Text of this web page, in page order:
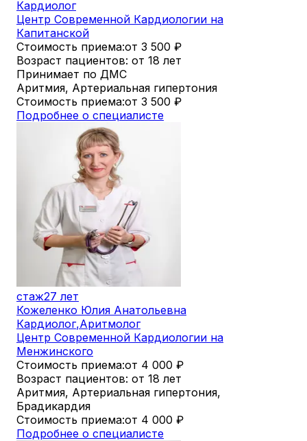
Кардиолог
Центр Современной Кардиологии на
Капитанской
Стоимость приема:от 3 500 ₽
Возраст пациентов: от 18 лет
Принимает по ДМС
Аритмия, Артериальная гипертония
Стоимость приема:от 3 500 ₽
Подробнее о специалисте
стаж27 лет
Кожеленко Юлия Анатольевна
Кардиолог,Аритмолог
Центр Современной Кардиологии на
Менжинского
Стоимость приема:от 4 000 ₽
Возраст пациентов: от 18 лет
Аритмия, Артериальная гипертония,
Брадикардия
Стоимость приема:от 4 000 ₽
Подробнее о специалисте